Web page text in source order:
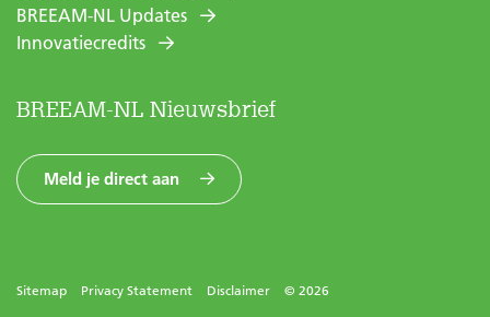
BREEAM-NL Updates
Innovatiecredits
BREEAM-NL Nieuwsbrief
Meld je direct aan
Sitemap Privacy Statement Disclaimer
© 2026